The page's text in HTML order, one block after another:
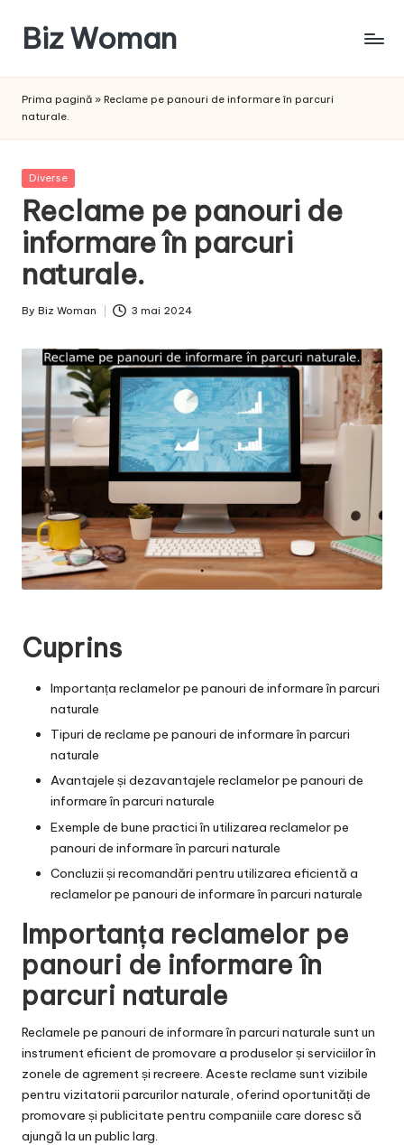
content
Biz Woman
succesul
Prima pagină » Reclame pe panouri de informare în parcuri
naturale.
Posted
Diverse
Reclame pe panouri de
informare în parcuri
naturale.
Posted
By Biz Woman 3 mai 2024
Cuprins
Importanța reclamelor pe panouri de informare în parcuri
naturale
Tipuri de reclame pe panouri de informare în parcuri
naturale
Avantajele și dezavantajele reclamelor pe panouri de
informare în parcuri naturale
Exemple de bune practici în utilizarea reclamelor pe
panouri de informare în parcuri naturale
Concluzii și recomandări pentru utilizarea eficientă a
reclamelor pe panouri de informare în parcuri naturale
Importanța reclamelor pe
panouri de informare în
parcuri naturale
Reclamele pe panouri de informare în parcuri naturale sunt un
instrument eficient de promovare a produselor și serviciilor în
zonele de agrement și recreere. Aceste reclame sunt vizibile
pentru vizitatorii parcurilor naturale, oferind oportunități de
promovare și publicitate pentru companiile care doresc să
ajungă la un public larg.